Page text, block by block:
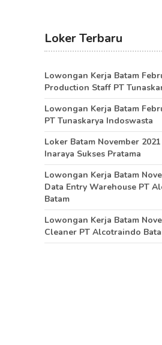
Loker Terbaru
Lowongan Kerja Batam
Production Staff PT
Lowongan Kerja Batam
PT Tunaskarya Indoswasta
Loker Batam November
Inaraya Sukses Pratama
Lowongan Kerja Batam
Data Entry Warehouse PT
Batam
Lowongan Kerja Batam
Cleaner PT Alcotraindo